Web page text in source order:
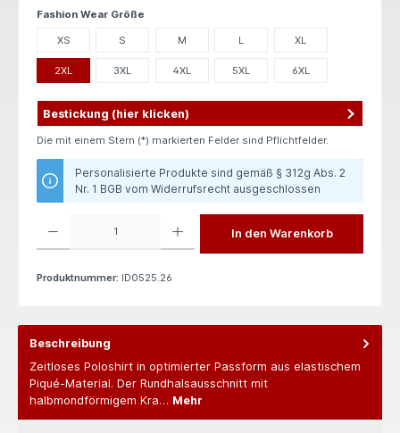
Fashion Wear Größe
XS S M L XL
2XL 3XL 4XL 5XL 6XL
Bestickung (hier klicken)
Die mit einem Stern (*) markierten Felder sind Pflichtfelder.
Personalisierte Produkte sind gemäß § 312g Abs. 2
Nr. 1 BGB vom Widerrufsrecht ausgeschlossen
In den Warenkorb
Produktnummer: ID0525.26
Beschreibung
Zeitloses Poloshirt in optimierter Passform aus elastischem
Piqué-Material. Der Rundhalsausschnitt mit
halbmondförmigem Kra… Mehr